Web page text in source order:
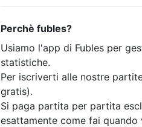
Perchè fubles?
Usiamo l'app di Fubles per
statistiche.
Per iscriverti alle nostre
gratis).
Si paga partita per partita
esattamente come fai